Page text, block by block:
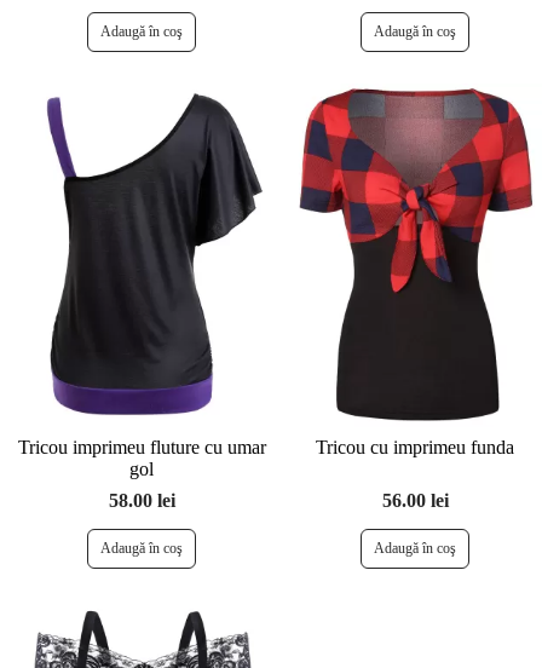
Tricou imprimeu fluture cu umar
gol
58.00 lei
Tricou cu imprimeu funda
56.00 lei